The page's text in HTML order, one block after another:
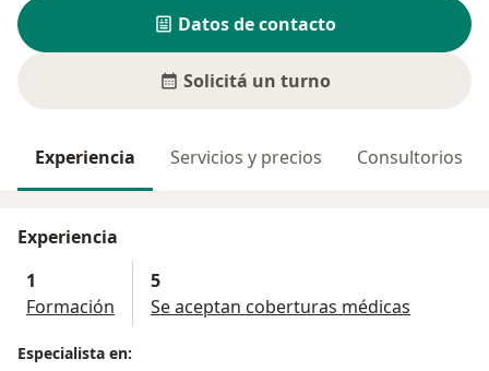
Datos de contacto
Solicitá un turno
Experiencia Servicios y precios Consultorios
Experiencia
1
Formación
5
Se aceptan coberturas médicas
Especialista en: